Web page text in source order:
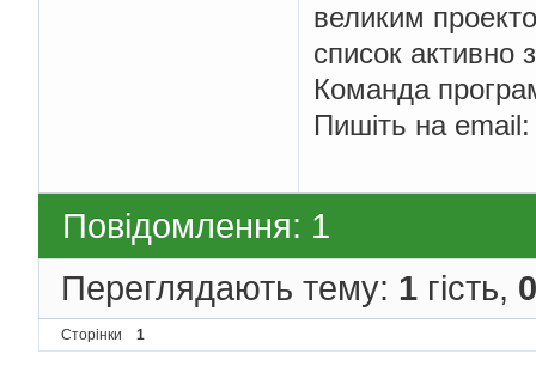
великим
список активно
Команда
Пишіть на
Повідомлення: 1
Переглядають тему: 1 гість, 0
Сторінки 1